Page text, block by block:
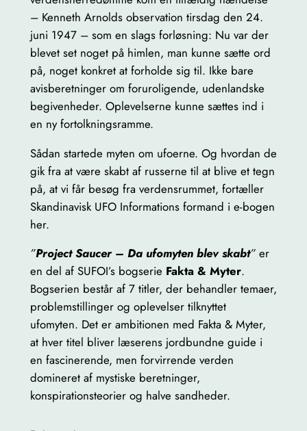
O
G
a
n
t
a
– Kenneth Arnolds observation tirsdag den 24.
juni 1947 – som en slags forløsning: Nu var der
blevet set noget på himlen, man kunne sætte ord
på, noget konkret at forholde sig til. Ikke bare
avisberetninger om foruroligende, udenlandske
begivenheder. Oplevelserne kunne sættes ind i
en ny fortolkningsramme.
Sådan startede myten om ufoerne. Og hvordan de
gik fra at være skabt af russerne til at blive et tegn
på, at vi får besøg fra verdensrummet, fortæller
Skandinavisk UFO Informations formand i e-bogen
her.
”Project Saucer – Da ufomyten blev skabt” er
en del af SUFOI’s bogserie Fakta & Myter.
Bogserien består af 7 titler, der behandler temaer,
problemstillinger og oplevelser tilknyttet
ufomyten. Det er ambitionen med Fakta & Myter,
at hver titel bliver læserens jordbundne guide i
en fascinerende, men forvirrende verden
domineret af mystiske beretninger,
konspirationsteorier og halve sandheder.